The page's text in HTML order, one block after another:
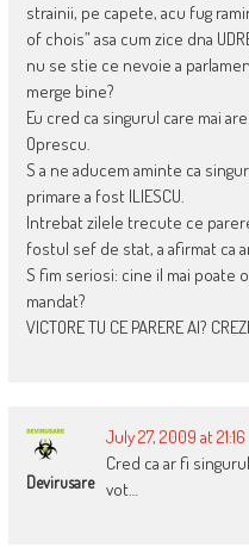
strainii, pe capete, acu fug
of chois” asa cum zice dna
nu se stie ce nevoie a
merge bine?
Eu cred ca singurul care mai
Oprescu.
S a ne aducem aminte ca
primare a fost ILIESCU.
Intrebat zilele trecute ce
fostul sef de stat, a afirmat ca
S fim seriosi: cine il mai poate
mandat?
VICTORE TU CE PARERE AI?
Devirusare
July 27, 2009 at 21:16
Cred ca ar fi
vot…